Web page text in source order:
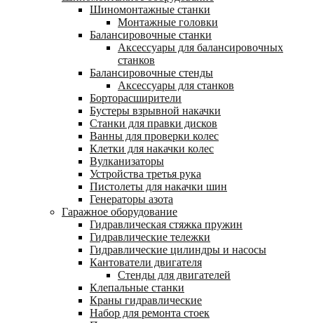
Шиномонтажные станки
Монтажные головки
Балансировочные станки
Аксессуары для балансировочных
станков
Балансировочные стенды
Аксессуары для станков
Борторасширители
Бустеры взрывной накачки
Станки для правки дисков
Ванны для проверки колес
Клетки для накачки колес
Вулканизаторы
Устройства третья рука
Пистолеты для накачки шин
Генераторы азота
Гаражное оборудование
Гидравлическая стяжка пружин
Гидравлические тележки
Гидравлические цилиндры и насосы
Кантователи двигателя
Стенды для двигателей
Клепальные станки
Краны гидравлические
Набор для ремонта стоек